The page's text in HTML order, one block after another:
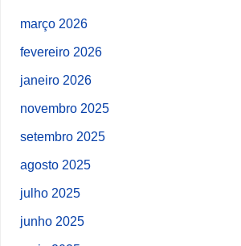
março 2026
fevereiro 2026
janeiro 2026
novembro 2025
setembro 2025
agosto 2025
julho 2025
junho 2025